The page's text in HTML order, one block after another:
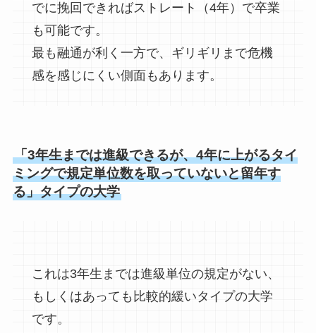
でに挽回できればストレート（4年）で卒業
も可能です。
最も融通が利く一方で、ギリギリまで危機
感を感じにくい側面もあります。
「3年生までは進級できるが、4年に上がるタイ
ミングで規定単位数を取っていないと留年す
る」タイプの大学
これは3年生までは進級単位の規定がない、
もしくはあっても比較的緩いタイプの大学
です。